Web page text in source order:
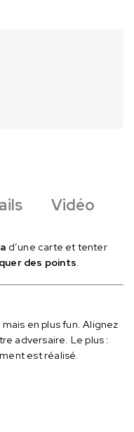
Vidéo
d’une carte et tenter
des points.
en plus fun. Alignez
adversaire. Le plus :
est réalisé.